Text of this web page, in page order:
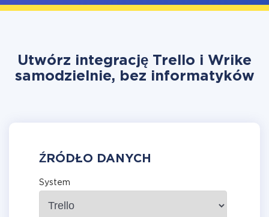
Utwórz integrację Trello i Wrike
samodzielnie, bez informatyków
ŹRÓDŁO DANYCH
System